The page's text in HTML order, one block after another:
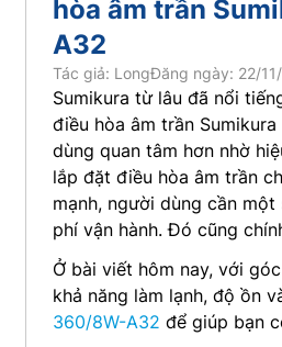
hòa âm trần
A32
Tác giả: LongĐăng ngày: 22/
Sumikura từ lâu đã nổi
điều hòa âm trần
dùng quan tâm hơn nhờ
lắp đặt điều hòa âm trần
mạnh, người dùng cần
phí vận hành. Đó cũng
Ở bài viết hôm nay, với
khả năng làm lạnh, độ ồn
360/8W-A32 để giúp bạn